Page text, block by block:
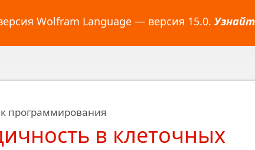
возможностям
Wolfram Language — версия 15.0.
программирования
в клеточных